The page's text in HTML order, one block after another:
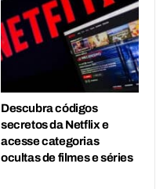
Descubra códigos
secretos da Netflix e
acesse categorias
ocultas de filmes e séries